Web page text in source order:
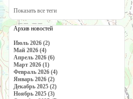
Показать все теги
Архив новостей
Июль 2026 (2)
Май 2026 (4)
Апрель 2026 (6)
Март 2026 (1)
Февраль 2026 (4)
Январь 2026 (2)
Декабрь 2025 (2)
Ноябрь 2025 (3)